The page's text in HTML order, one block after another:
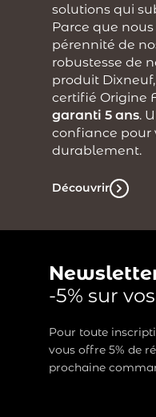
solutions qui
Parce que
pérennité de
robustesse de
produit
certifié Origine
garanti 5 ans.
confiance pour
durablement.
Découvrir
-5% sur
Pour toute
vous offre 5% de
prochaine